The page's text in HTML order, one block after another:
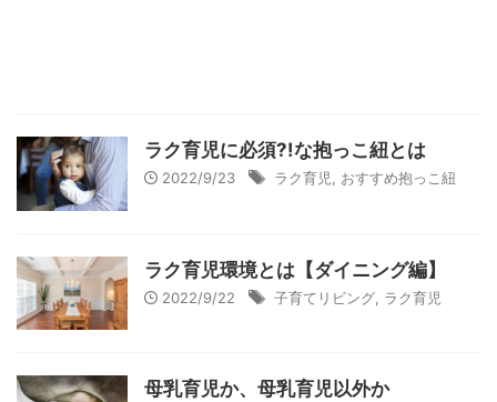
ラク育児に必須?!な抱っこ紐とは
2022/9/23 ラク育児 おすすめ抱っこ紐
ラク育児環境とは【ダイニング編】
2022/9/22 子育てリビング ラク育児
母乳育児か、母乳育児以外か